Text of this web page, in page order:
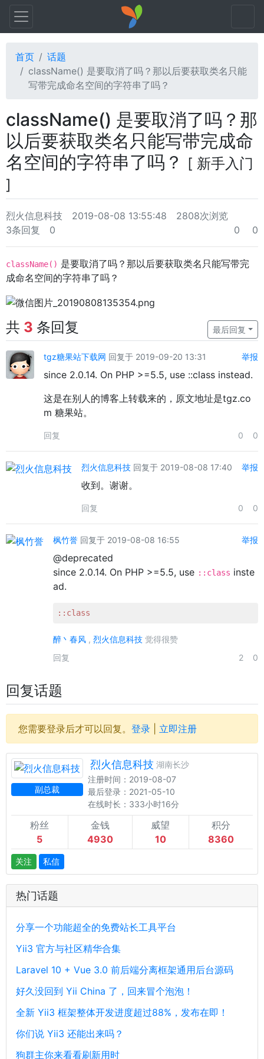
首页
话题
className() 是要取消了吗？那以后要获取类名只能
写带完成命名空间的字符串了吗？
className() 是要取消了吗？那
以后要获取类名只能写带完成命
名空间的字符串了吗？
[ 新手入门
]
烈火信息科技 2019-08-08 13:55:48
2808次浏览
3条回复
0 0 0
className() 是要取消了吗？那以后要获取类名只能写带完
成命名空间的字符串了吗？
共 3 条回复 最后回复
tgz糖果站下载网 回复于 2019-09-20 13:31 举报
since 2.0.14. On PHP >=5.5, use ::class instead.
这是在别人的博客上转载来的，原文地址是tgz.co
m 糖果站。
回复 0 0
烈火信息科技 回复于 2019-08-08 17:40 举报
收到。谢谢。
回复 0 0
枫竹誉 回复于 2019-08-08 16:55 举报
@deprecated
since 2.0.14. On PHP >=5.5, use ::class inste
ad.
::class
醉丶春风 , 烈火信息科技 觉得很赞
回复
2 0
回复话题
您需要登录后才可以回复。 登录 立即注册
副总裁
烈火信息科技 湖南长沙
注册时间：2019-08-07
最后登录：2021-05-10
在线时长：333小时16分
粉丝
5
金钱
4930
威望
10
积分
8360
关注 私信
热门话题
分享一个功能超全的免费站长工具平台
Yii3 官方与社区精华合集
Laravel 10 + Vue 3.0 前后端分离框架通用后台源码
好久没回到 Yii China 了，回来冒个泡泡！
全新 Yii3 框架整体开发进度超过88%，发布在即！
你们说 Yii3 还能出来吗？
狗群主你来看看刷新用时